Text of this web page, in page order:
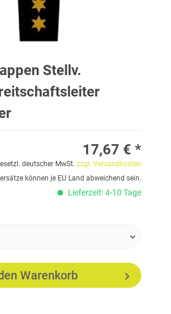
Stellv.
17,67 € *
deutscher MwSt. zzgl. Versandkosten
können je EU Land abweichend sein.
Lieferzeit: 4-10 Tage
Warenkorb